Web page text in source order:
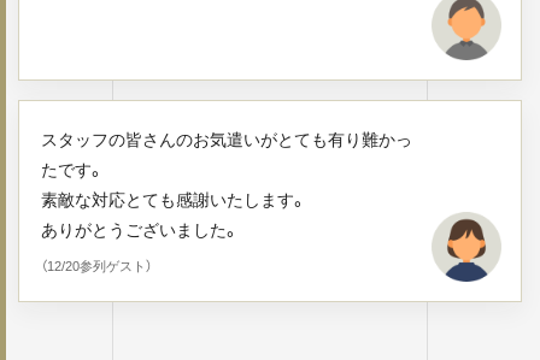
スタッフの皆さんのお気遣いがとても有り難かっ
たです。
素敵な対応とても感謝いたします。
ありがとうございました。
（12/20参列ゲスト）